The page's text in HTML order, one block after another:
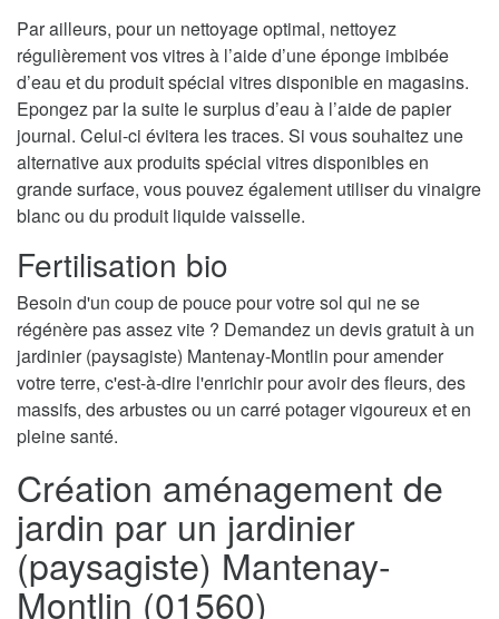
Par ailleurs, pour un nettoyage optimal, nettoyez
régulièrement vos vitres à l’aide d’une éponge imbibée
d’eau et du produit spécial vitres disponible en magasins.
Epongez par la suite le surplus d’eau à l’aide de papier
journal. Celui-ci évitera les traces. Si vous souhaitez une
alternative aux produits spécial vitres disponibles en
grande surface, vous pouvez également utiliser du vinaigre
blanc ou du produit liquide vaisselle.
Fertilisation bio
Besoin d'un coup de pouce pour votre sol qui ne se
régénère pas assez vite ? Demandez un devis gratuit à un
jardinier (paysagiste) Mantenay-Montlin pour amender
votre terre, c'est-à-dire l'enrichir pour avoir des fleurs, des
massifs, des arbustes ou un carré potager vigoureux et en
pleine santé.
Création aménagement de
jardin par un jardinier
(paysagiste) Mantenay-
Montlin (01560)